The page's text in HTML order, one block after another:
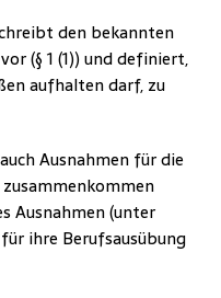
den bekannten
(§ 1 (1)) und definiert,
aufhalten darf, zu
Ausnahmen für die
Ausnahmen (unter
ihre Berufsausübung